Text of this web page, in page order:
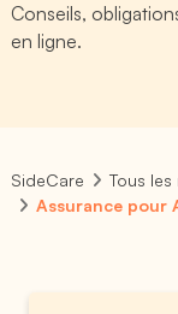
Conseils,
en ligne.
SideCare
Tous les
Assurance pour